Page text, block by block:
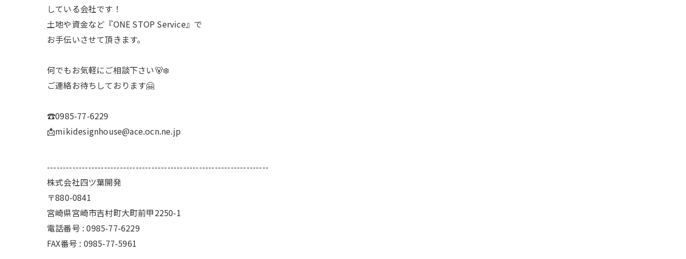
している会社です！
土地や資金など『ONE STOP Service』で
お手伝いさせて頂きます。
何でもお気軽にご相談下さい🐻‍❄️
ご連絡お待ちしております🤗
☎️0985-77-6229
📩mikidesignhouse@ace.ocn.ne.jp
----------------------------------------------------------------------
株式会社四ツ葉開発
〒880-0841
宮崎県宮崎市吉村町大町前甲2250-1
電話番号 : 0985-77-6229
FAX番号 : 0985-77-5961